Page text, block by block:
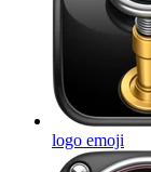
logo emoji